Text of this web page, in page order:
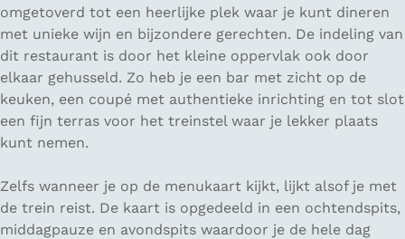
omgetoverd tot een heerlijke plek waar je kunt dineren
met unieke wijn en bijzondere gerechten. De indeling van
dit restaurant is door het kleine oppervlak ook door
elkaar gehusseld. Zo heb je een bar met zicht op de
keuken, een coupé met authentieke inrichting en tot slot
een fijn terras voor het treinstel waar je lekker plaats
kunt nemen.
Zelfs wanneer je op de menukaart kijkt, lijkt alsof je met
de trein reist. De kaart is opgedeeld in een ochtendspits,
middagpauze en avondspits waardoor je de hele dag